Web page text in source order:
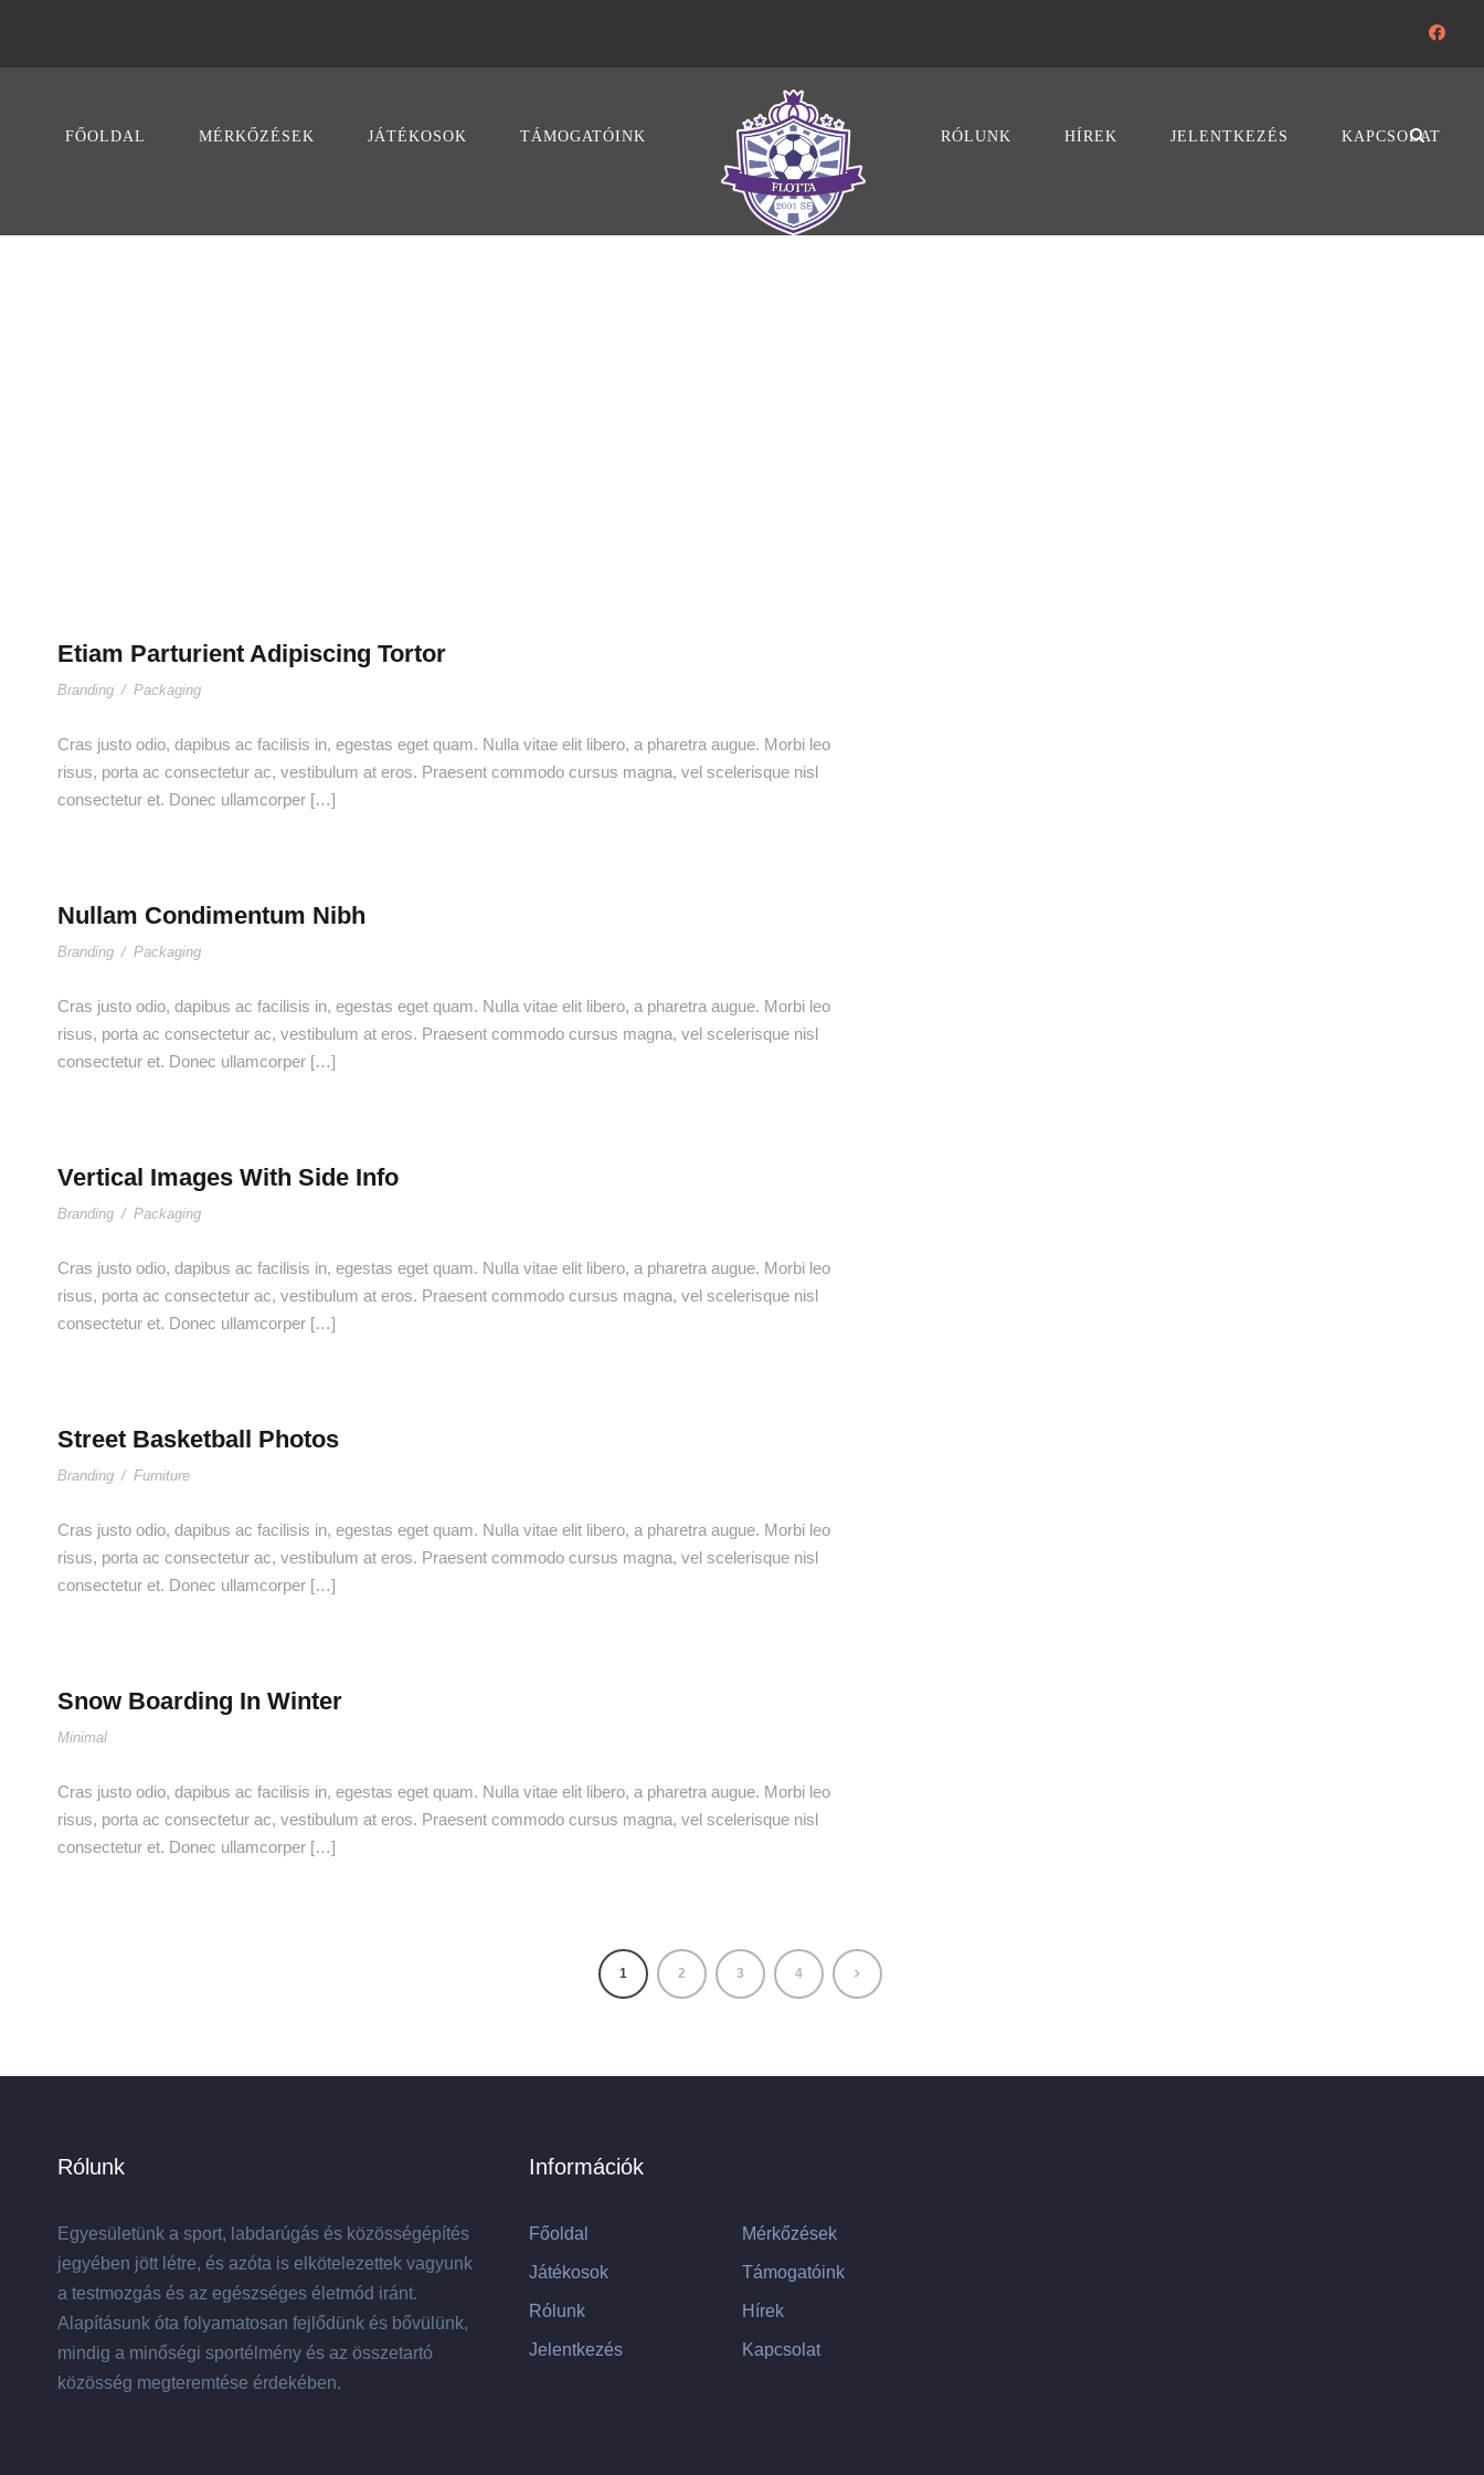
FŐOLDAL MÉRKŐZÉSEK JÁTÉKOSOK TÁMOGATÓINK RÓLUNK HÍREK JELENTKEZÉS KAPCSOLAT
Etiam Parturient Adipiscing Tortor
Branding / Packaging
Cras justo odio, dapibus ac facilisis in, egestas eget quam. Nulla vitae elit libero, a pharetra augue. Morbi leo
risus, porta ac consectetur ac, vestibulum at eros. Praesent commodo cursus magna, vel scelerisque nisl
consectetur et. Donec ullamcorper […]
Nullam Condimentum Nibh
Branding / Packaging
Cras justo odio, dapibus ac facilisis in, egestas eget quam. Nulla vitae elit libero, a pharetra augue. Morbi leo
risus, porta ac consectetur ac, vestibulum at eros. Praesent commodo cursus magna, vel scelerisque nisl
consectetur et. Donec ullamcorper […]
Vertical Images With Side Info
Branding / Packaging
Cras justo odio, dapibus ac facilisis in, egestas eget quam. Nulla vitae elit libero, a pharetra augue. Morbi leo
risus, porta ac consectetur ac, vestibulum at eros. Praesent commodo cursus magna, vel scelerisque nisl
consectetur et. Donec ullamcorper […]
Street Basketball Photos
Branding / Furniture
Cras justo odio, dapibus ac facilisis in, egestas eget quam. Nulla vitae elit libero, a pharetra augue. Morbi leo
risus, porta ac consectetur ac, vestibulum at eros. Praesent commodo cursus magna, vel scelerisque nisl
consectetur et. Donec ullamcorper […]
Snow Boarding In Winter
Minimal
Cras justo odio, dapibus ac facilisis in, egestas eget quam. Nulla vitae elit libero, a pharetra augue. Morbi leo
risus, porta ac consectetur ac, vestibulum at eros. Praesent commodo cursus magna, vel scelerisque nisl
consectetur et. Donec ullamcorper […]
1 2 3 4
Rólunk
Egyesületünk a sport, labdarúgás és közösségépítés
jegyében jött létre, és azóta is elkötelezettek vagyunk
a testmozgás és az egészséges életmód iránt.
Alapításunk óta folyamatosan fejlődünk és bővülünk,
mindig a minőségi sportélmény és az összetartó
közösség megteremtése érdekében.
Információk
Főoldal Mérkőzések
Játékosok Támogatóink
Rólunk Hírek
Jelentkezés Kapcsolat